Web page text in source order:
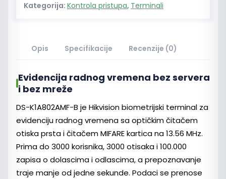
Kategorija: Kontrola pristupa, Terminali
Opis Specifikacije Recenzije (0)
Evidencija radnog vremena bez servera
i bez mreže
DS-K1A802AMF-B je Hikvision biometrijski terminal za
evidenciju radnog vremena sa optičkim čitačem
otiska prsta i čitačem MIFARE kartica na 13.56 MHz.
Prima do 3000 korisnika, 3000 otisaka i 100.000
zapisa o dolascima i odlascima, a prepoznavanje
traje manje od jedne sekunde. Podaci se prenose